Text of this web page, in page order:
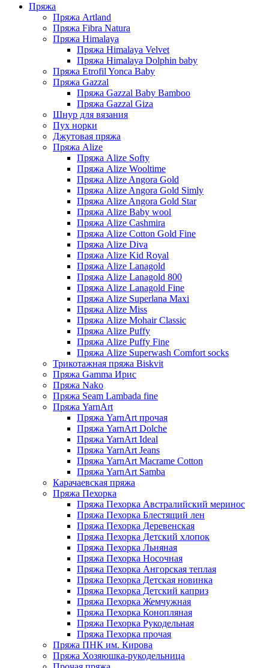
Пряжа
Пряжа Artland
Пряжа Fibra Natura
Пряжа Himalaya
Пряжа Himalaya Velvet
Пряжа Himalaya Dolphin baby
Пряжа Etrofil Yonca Baby
Пряжа Gazzal
Пряжа Gazzal Baby Bamboo
Пряжа Gazzal Giza
Шнур для вязания
Пух норки
Джутовая пряжа
Пряжа Alize
Пряжа Alize Softy
Пряжа Alize Wooltime
Пряжа Alize Angora Gold
Пряжа Alize Angora Gold Simly
Пряжа Alize Angora Gold Star
Пряжа Alize Baby wool
Пряжа Alize Cashmira
Пряжа Alize Cotton Gold Fine
Пряжа Alize Diva
Пряжа Alize Kid Royal
Пряжа Alize Lanagold
Пряжа Alize Lanagold 800
Пряжа Alize Lanagold Fine
Пряжа Alize Superlana Maxi
Пряжа Alize Miss
Пряжа Alize Mohair Classic
Пряжа Alize Puffy
Пряжа Alize Puffy Fine
Пряжа Alize Superwash Comfort socks
Трикотажная пряжа Biskvit
Пряжа Gamma Ирис
Пряжа Nako
Пряжа Seam Lambada fine
Пряжа YarnArt
Пряжа YarnArt прочая
Пряжа YarnArt Dolche
Пряжа YarnArt Ideal
Пряжа YarnArt Jeans
Пряжа YarnArt Macrame Cotton
Пряжа YarnArt Samba
Карачаевская пряжа
Пряжа Пехорка
Пряжа Пехорка Австралийский меринос
Пряжа Пехорка Блестящий лен
Пряжа Пехорка Деревенская
Пряжа Пехорка Детский хлопок
Пряжа Пехорка Льняная
Пряжа Пехорка Носочная
Пряжа Пехорка Ангорская теплая
Пряжа Пехорка Детская новинка
Пряжа Пехорка Детский каприз
Пряжа Пехорка Жемчужная
Пряжа Пехорка Конопляная
Пряжа Пехорка Рукодельная
Пряжа Пехорка прочая
Пряжа ПНК им. Кирова
Пряжа Хозяюшка-рукодельница